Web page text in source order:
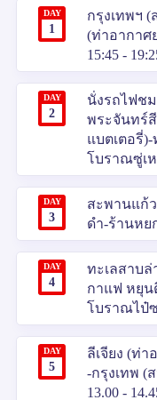
DAY
1
กรุงเทพฯ
(ท่าอากาศ
15:45 -
DAY
2
นั่งรถไฟช
พระจันทร์
แบตเตอรี่)-
โบราณซู่เ
DAY
3
สะพานแก้
ดำ-ร้านหย
DAY
4
ทะเลสาบ
กาแฟ หยุน
โบราณไป๋
DAY
5
ลีเจียง (ท่
-กรุงเทพ (
13.00 -